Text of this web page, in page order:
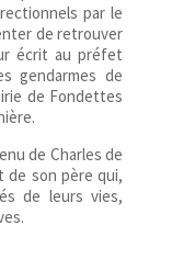
par le
de retrouver
écrit au préfet
gendarmes de
de Fondettes
de Charles de
de son père qui,
de leurs vies,